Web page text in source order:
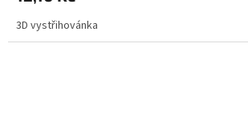
3D vystřihovánka